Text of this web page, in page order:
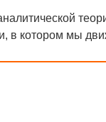
в котором мы